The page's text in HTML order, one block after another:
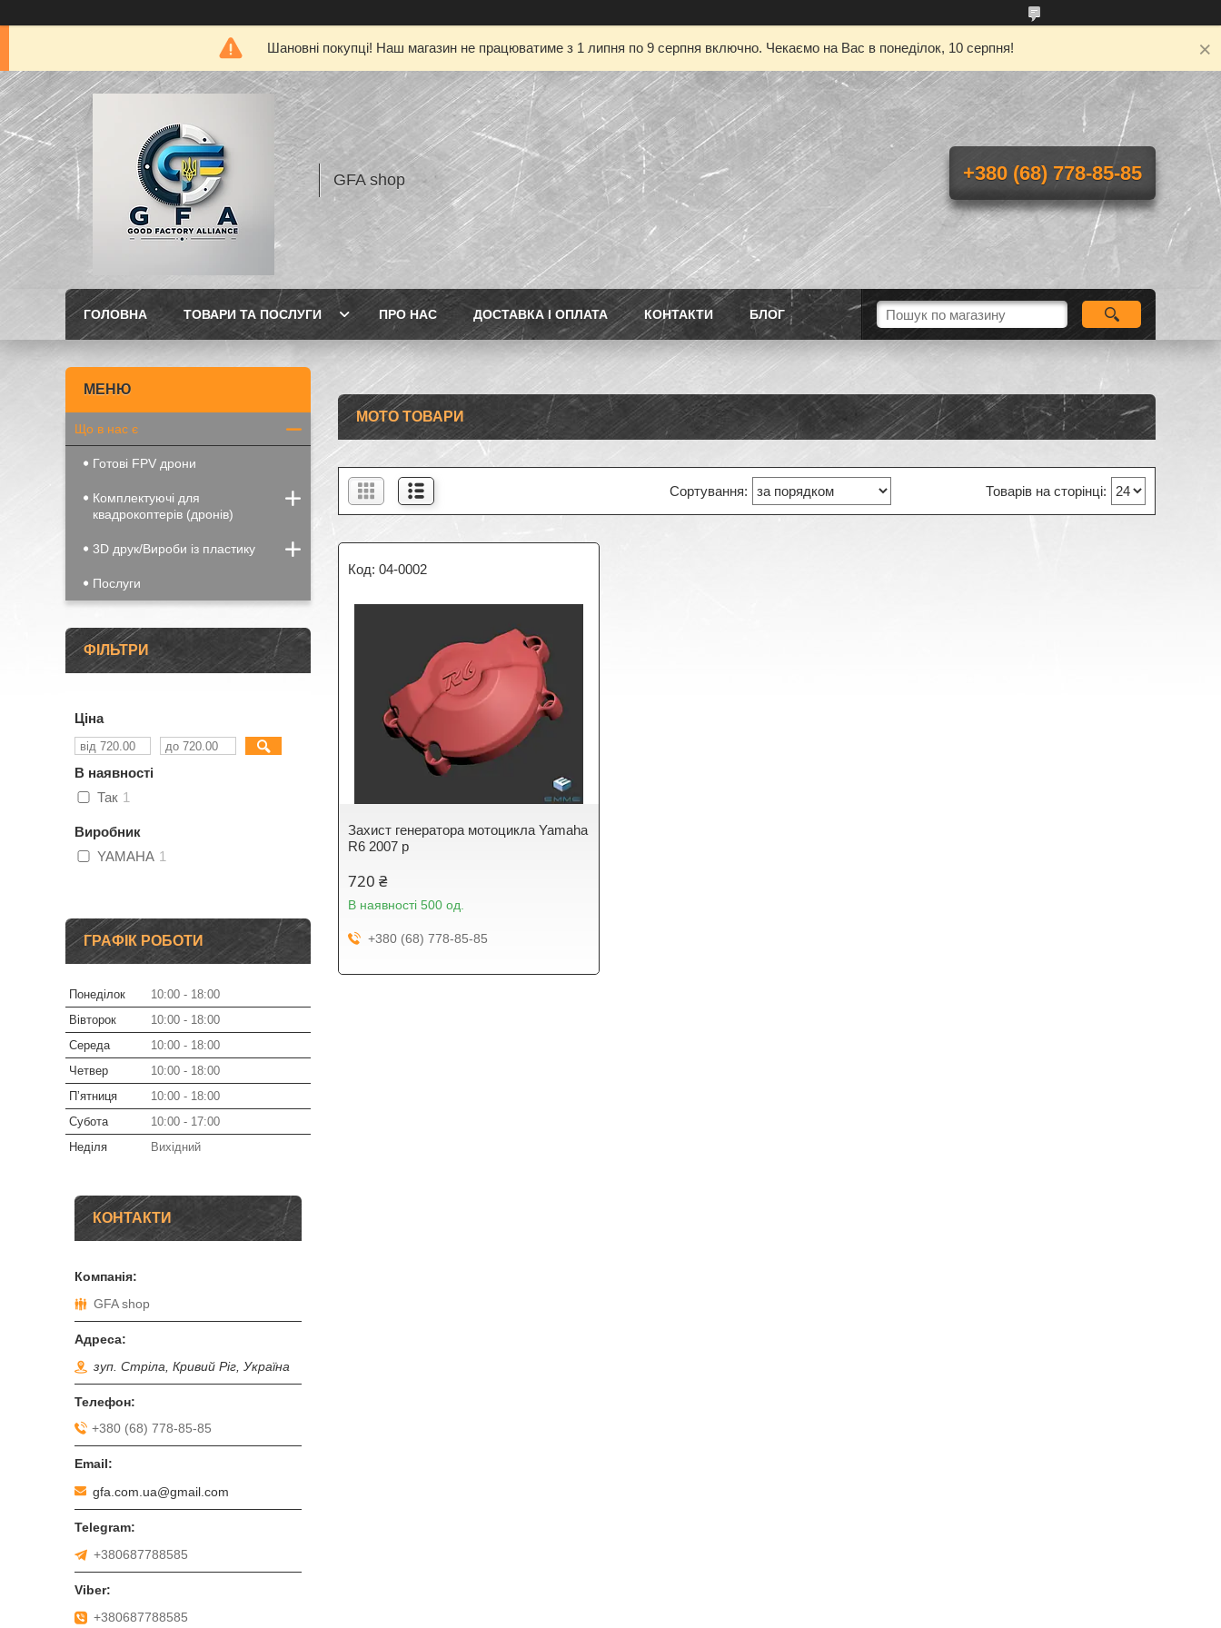
Шановні покупці! Наш магазин не працюватиме з 1 липня по 9 серпня включно. Чекаємо на Вас в понеділок, 10 серпня!
GFA shop +380 (68) 778-85-85
ГОЛОВНА ТОВАРИ ТА ПОСЛУГИ ПРО НАС ДОСТАВКА І ОПЛАТА КОНТАКТИ БЛОГ
МОТО ТОВАРИ
04-0002
Захист генератора мотоцикла Yamaha
R6 2007 р
720 ₴
В наявності 500 од.
+380 (68) 778-85-85
Що в нас є
Готові FPV дрони
Комплектуючі для
квадрокоптерів (дронів)
3D друк/Вироби із пластику
Послуги
ФІЛЬТРИ
Ціна
В наявності
Так 1
Виробник
YAMAHA 1
ГРАФІК РОБОТИ
Понеділок 10:00
18:00
Вівторок
10:00
18:00
Середа
10:00
18:00
Четвер
10:00
18:00
Пʼятниця
10:00
18:00
Субота
10:00
17:00
Неділя
Вихідний
КОНТАКТИ
GFA shop
зуп. Стріла, Кривий Ріг, Україна
+380 (68) 778-85-85
gfa.com.ua@gmail.com
+380687788585
+380687788585